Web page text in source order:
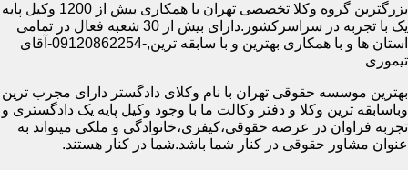
بزرگترین گروه وکلا تخصصی تهران با همکاری بیش از 1200 وکیل پایه
یک با تجربه در سراسرکشور.دارای بیش از 30 شعبه فعال در تمامی
استان ها و با همکاری بهترین و با سابقه ترین,-09120862254-آقای
تیموری
بهترین موسسه حقوقی تهران با نام وکلای دادگستر دارای مجرب ترین
وباسابقه ترین وکلا و دفتر وکالت ما با وجود وکیل پایه یک دادگستری و
تجربه فراوان در عرصه حقوقی،کیفری،خانوادگی و ملکی میتواند به
عنوان مشاور حقوقی در کنار شما باشد.شما در کنار هستند.